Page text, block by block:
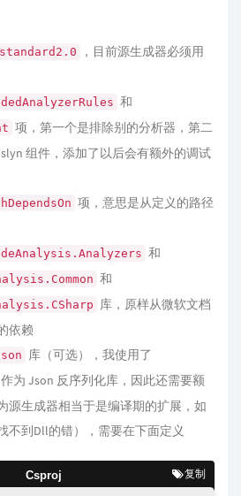
，目前源生成器必须用
和
项，第一个是排除别的分析器，第二
组件，添加了以后会有额外的调试
项，意思是从定义的路径
和
和
库，原样从微软文档
依赖
库（可选），我使用了
作为 Json 反序列化库，因此还需要额
源生成器相当于是编译期的扩展，如
不到Dll的错），需要在下面定义
Csproj 复制